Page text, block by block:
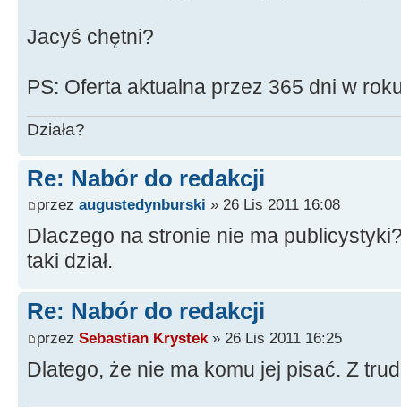
Jacyś chętni?
PS: Oferta aktualna przez 365 dni w
Działa?
Re: Nabór do redakcji
przez augustedynburski » 26 Lis 2011 16:08
Dlaczego na stronie nie ma
taki dział.
Re: Nabór do redakcji
przez Sebastian Krystek » 26 Lis 2011 16:25
Dlatego, że nie ma komu jej pisać. Z